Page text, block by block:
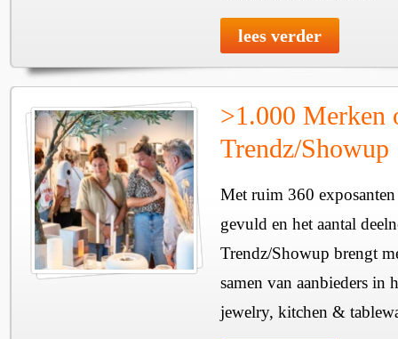
lees verder
>1.000 Merken
Trendz/Showup
Met ruim 360
gevuld en het aantal
Trendz/Showup brengt
samen van aanbieders in
jewelry, kitchen &